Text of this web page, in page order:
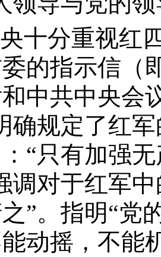
十分重视红
的指示信（
中共中央会
确规定了红
“只有加强
调对于红军
”。指明“党
动摇，不能